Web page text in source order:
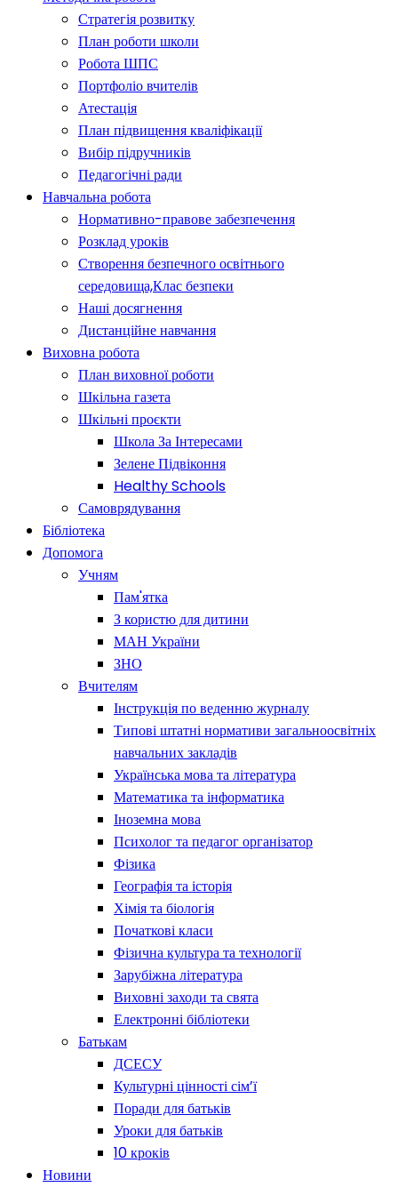
Стратегія розвитку
План роботи школи
Робота ШПС
Портфоліо вчителів
Атестація
План підвищення кваліфікації
Вибір підручників
Педагогічні ради
Навчальна робота
Нормативно-правове забезпечення
Розклад уроків
Створення безпечного освітнього
середовища,Клас безпеки
Наші досягнення
Дистанційне навчання
Виховна робота
План виховної роботи
Шкільна газета
Шкільні проєкти
Школа За Інтересами
Зелене Підвіконня
Healthy Schools
Самоврядування
Бібліотека
Допомога
Учням
Пам'ятка
З користю для дитини
МАН України
ЗНО
Вчителям
Інструкція по веденню журналу
Типові штатні нормативи загальноосвітніх
навчальних закладів
Українська мова та література
Математика та інформатика
Іноземна мова
Психолог та педагог організатор
Фізика
Географія та історія
Хімія та біологія
Початкові класи
Фізична культура та технології
Зарубіжна література
Виховні заходи та свята
Електронні бібліотеки
Батькам
ДСЕСУ
Культурні цінності сім’ї
Поради для батьків
Уроки для батьків
10 кроків
Новини